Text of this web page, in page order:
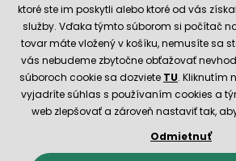
Spoľahlivý obchod
Obchodné
Nastavenie
ktoré ste im poskytli alebo ktoré od vás
služby. Vďaka týmto súborom si počítač
tovar máte vložený v košíku, nemusíte sa
vás nebudeme zbytočne obťažovať
súboroch cookie sa dozviete TU. Kliknutím
vyjadríte súhlas s používaním cookies a
web zlepšovať a zároveň nastaviť tak,
Odmietnuť